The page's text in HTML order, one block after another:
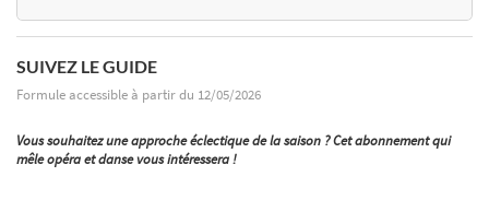
SUIVEZ LE GUIDE
Formule accessible à partir du 12/05/2026
Vous souhaitez une approche éclectique de la saison ? Cet abonnement qui
mêle opéra et danse vous intéressera !